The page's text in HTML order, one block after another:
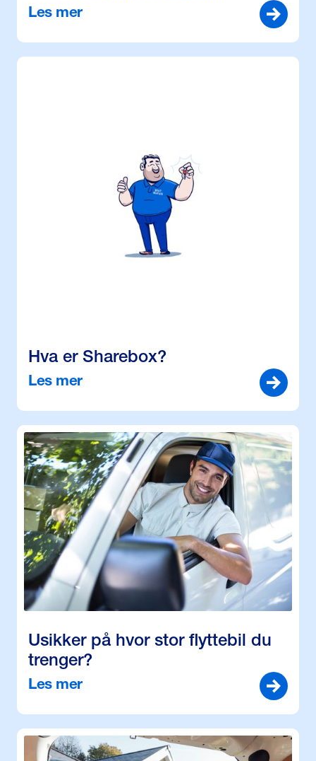
Les mer
Hva er Sharebox?
Les mer
Usikker på hvor stor flyttebil du
trenger?
Les mer